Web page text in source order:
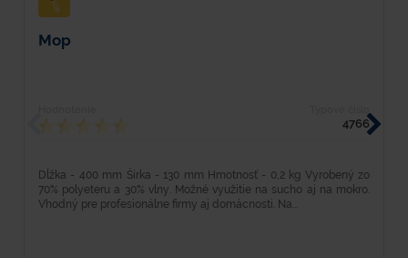
Mop
4766
Dĺžka - 400 mm Šírka - 130 mm Hmotnosť - 0,2 kg Vyrobený zo
70% polyeteru a 30% vlny. Možné využitie na sucho aj na mokro.
Vhodný pre profesionálne firmy aj domácnosti. Na...